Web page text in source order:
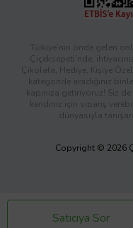
Satıcıya Sor
Türkiye’nin önde gelen
Çiçeksepeti’nde,
Çikolata, Hediye, Kişiye
kategoride aradığınız
kapınıza getiriyoruz! Siz
kendiniz için sipariş
dünyasıyla
Copyright © 2026